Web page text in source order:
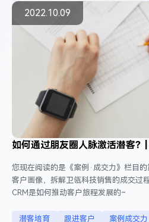
2022.10.09
如何通过朋友圈人脉激活潜客？|
您现在阅读的是《案例·成交力》栏目
客户画像，拆解卫瓴科技销售的成交过
CRM是如何推动客户旅程发展的~
潜客培育 跟进客户 案例成交力